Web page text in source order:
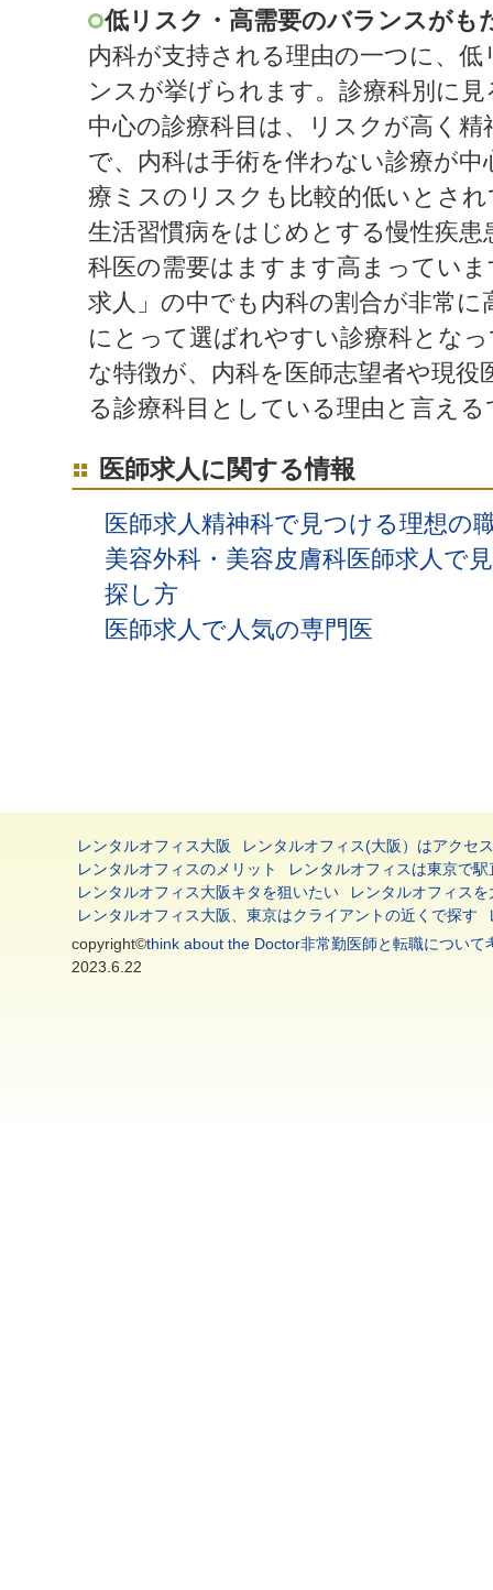
低リスク・高需要のバランスがも
内科が支持される理由の一つに、
ンスが挙げられます。診療科別に
中心の診療科目は、リスクが高く
で、内科は手術を伴わない診療が
療ミスのリスクも比較的低いとさ
生活習慣病をはじめとする慢性疾患
科医の需要はますます高まってい
求人」の中でも内科の割合が非常
にとって選ばれやすい診療科とな
な特徴が、内科を医師志望者や現
る診療科目としている理由と言え
医師求人に関する情報
医師求人精神科で見つける理想の
美容外科・美容皮膚科医師求人で
探し方
医師求人で人気の専門医
レンタルオフィス大阪
レンタルオフィス(大阪）はアクセ
レンタルオフィスのメリット
レンタルオフィスは東京で駅
レンタルオフィス大阪キタを狙いたい
レンタルオフィス
レンタルオフィス大阪、東京はクライアントの近くで探す
copyright©think about the Doctor非常勤医師と転職について
2023.6.22